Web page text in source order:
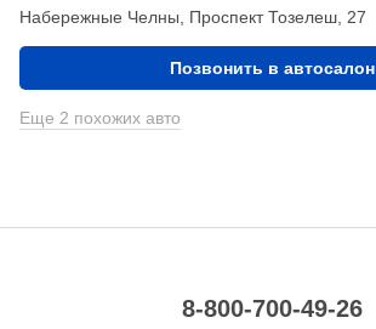
Набережные Челны, Проспект Тозелеш, 27
Позвонить в автосалон
Еще 2 похожих авто
8-800-700-49-26